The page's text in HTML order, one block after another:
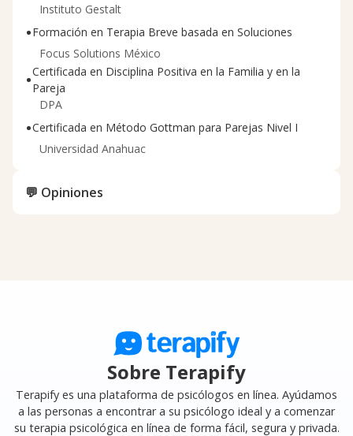
Instituto Gestalt
•Formación en Terapia Breve basada en Soluciones
Focus Solutions México
•Certificada en Disciplina Positiva en la Familia y en la
Pareja
DPA
•Certificada en Método Gottman para Parejas Nivel I
Universidad Anahuac
💬 Opiniones
Sobre Terapify
Terapify es una plataforma de psicólogos en línea. Ayúdamos
a las personas a encontrar a su psicólogo ideal y a comenzar
su terapia psicológica en línea de forma fácil, segura y privada.